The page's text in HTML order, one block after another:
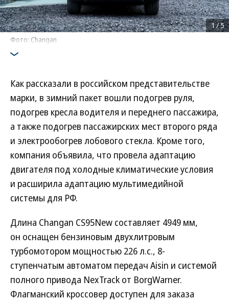
Фото: Changan
1/5
Как рассказали в российском представительстве
марки, в зимний пакет вошли подогрев руля,
подогрев кресла водителя и переднего пассажира,
а также подогрев пассажирских мест второго ряда
и электрообогрев лобового стекла. Кроме того,
компания объявила, что провела адаптацию
двигателя под холодные климатические условия
и расширила адаптацию мультимедийной
системы для РФ.
Длина Changan CS95New составляет 4949 мм,
он оснащен бензиновым двухлитровым
турбомотором мощностью 226 л.с., 8-
ступенчатым автоматом передач Aisin и системой
полного привода NexTrack от BorgWarner.
Флагманский кроссовер доступен для заказа